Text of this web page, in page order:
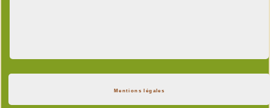
Mentions légales